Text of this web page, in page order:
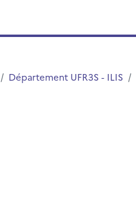
Département UFR3S - ILIS